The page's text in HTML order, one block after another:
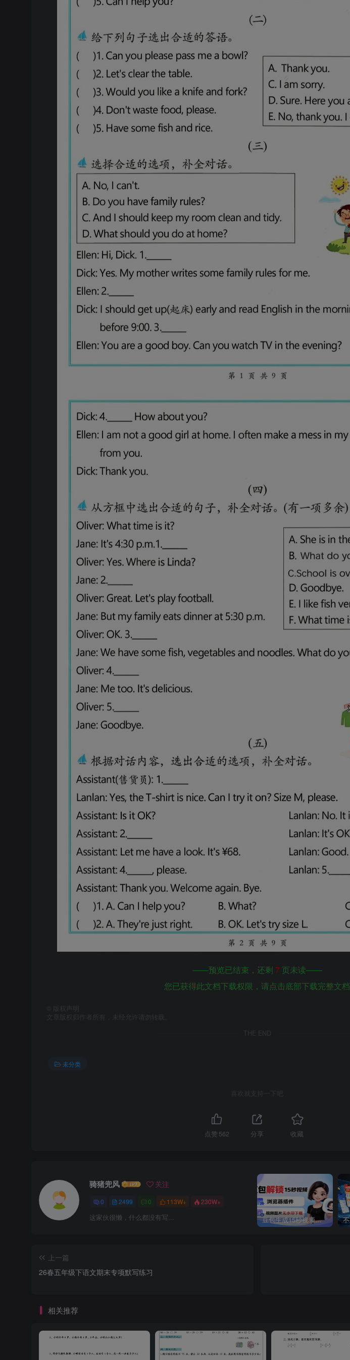
——预览已结束，还剩 7页未读——
您已获得此文档下载权限，请点击底部下载完整文档
版权声明
文章版权归作者所有，未经允许请勿转载。
THE END
未分类
喜欢就支持一下吧
点赞 562 分享 收藏
骑猪兜风 关注
0 2499 0 113W+ 230W+
这家伙很懒，什么都没有写... 豆包生成15秒视频——浏览器插件：豆包/Dola 视频图片无水印下载 + 解锁15秒视频生成
上一篇
26春五年级下语文期末专项默写练习
相关推荐